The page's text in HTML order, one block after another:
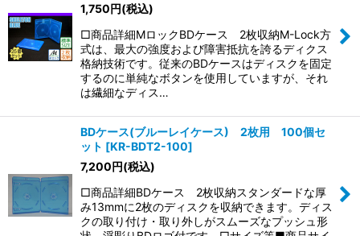
1,750円(税込)
□商品詳細MロックBDケース 2枚収納M-Lock方
式は、最大の強度および障害抵抗を誇るディクス
格納技術です。従来のBDケースはディスクを固定
するのに単純なボタンを使用していますが、それ
は繊細なディス…
BDケース(ブルーレイケース) 2枚用 100個セ
ット [KR-BDT2-100]
7,200円(税込)
□商品詳細BDケース 2枚収納スタンダードな厚
み13mmに2枚のディスクを収納できます。ディス
クの取り付け・取り外しがスムーズなプッシュ形